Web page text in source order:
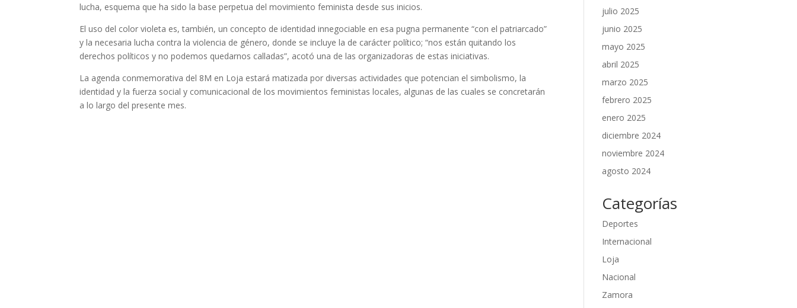
lucha, esquema que ha sido la base perpetua del movimiento feminista desde sus inicios.
El uso del color violeta es, también, un concepto de identidad innegociable en esa pugna permanente “con el patriarcado”
y la necesaria lucha contra la violencia de género, donde se incluye la de carácter político; “nos están quitando los
derechos políticos y no podemos quedarnos calladas”, acotó una de las organizadoras de estas iniciativas.
La agenda conmemorativa del 8M en Loja estará matizada por diversas actividades que potencian el simbolismo, la
identidad y la fuerza social y comunicacional de los movimientos feministas locales, algunas de las cuales se concretarán
a lo largo del presente mes.
julio 2025
junio 2025
mayo 2025
abril 2025
marzo 2025
febrero 2025
enero 2025
diciembre 2024
noviembre 2024
agosto 2024
Categorías
Deportes
Internacional
Loja
Nacional
Zamora